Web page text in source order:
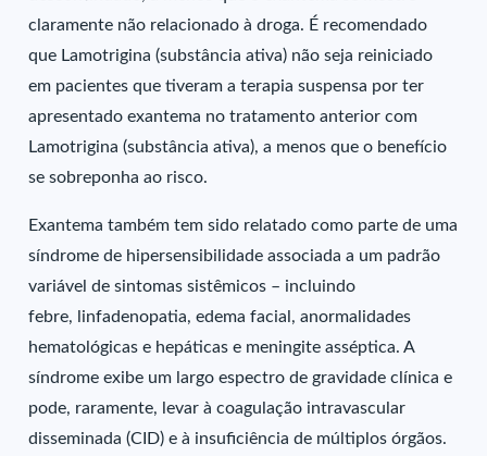
claramente não relacionado à droga. É recomendado
que Lamotrigina (substância ativa) não seja reiniciado
em pacientes que tiveram a terapia suspensa por ter
apresentado exantema no tratamento anterior com
Lamotrigina (substância ativa), a menos que o benefício
se sobreponha ao risco.
Exantema também tem sido relatado como parte de uma
síndrome de hipersensibilidade associada a um padrão
variável de sintomas sistêmicos – incluindo
febre, linfadenopatia, edema facial, anormalidades
hematológicas e hepáticas e meningite asséptica. A
síndrome exibe um largo espectro de gravidade clínica e
pode, raramente, levar à coagulação intravascular
disseminada (CID) e à insuficiência de múltiplos órgãos.